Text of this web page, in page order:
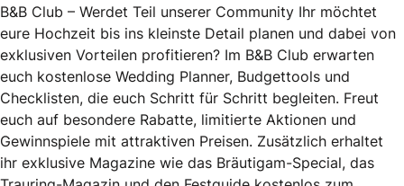
B&B Club – Werdet Teil unserer Community Ihr möchtet
eure Hochzeit bis ins kleinste Detail planen und dabei von
exklusiven Vorteilen profitieren? Im B&B Club erwarten
euch kostenlose Wedding Planner, Budgettools und
Checklisten, die euch Schritt für Schritt begleiten. Freut
euch auf besondere Rabatte, limitierte Aktionen und
Gewinnspiele mit attraktiven Preisen. Zusätzlich erhaltet
ihr exklusive Magazine wie das Bräutigam-Special, das